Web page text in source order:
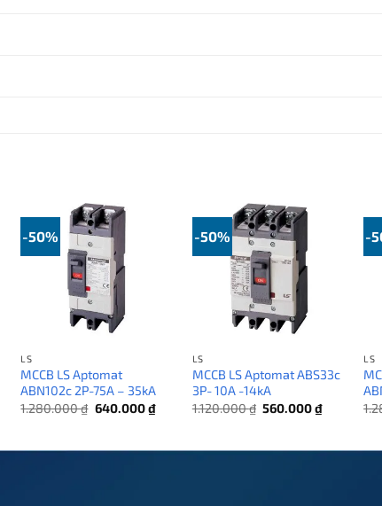
-50%
LS
MCCB LS Aptomat
ABN102c 2P-75A – 35kA
1.280.000₫ Giá
640.000₫Giá
hiện
-50%
LS
MCCB LS Aptomat ABS33c
3P- 10A -14kA
1.120.000₫ Giá
560.000₫Giá
-
LS